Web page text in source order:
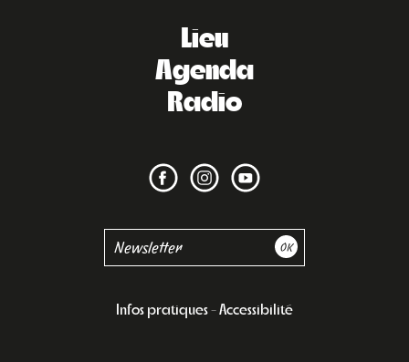
Lieu
Agenda
Radio
Infos pratiques Accessibilité